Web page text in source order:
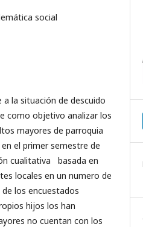
social
la situación de descuido
como objetivo analizar los
mayores de parroquia
el primer semestre de
cualitativa basada en
locales en un numero de
los encuestados
hijos los han
no cuentan con los